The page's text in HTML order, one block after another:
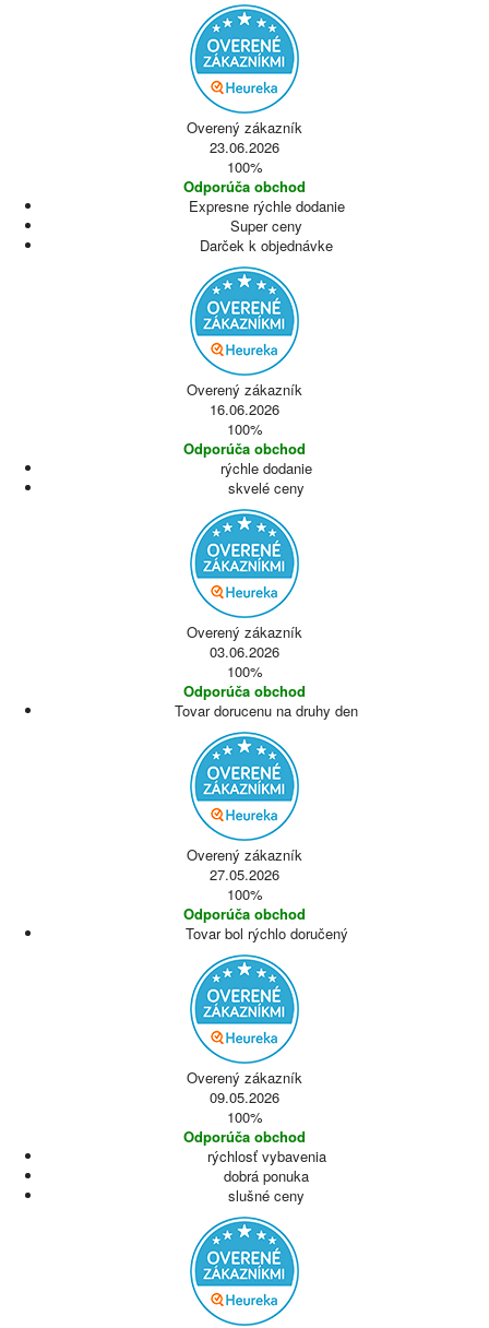
Overený zákazník
23.06.2026
100%
Odporúča obchod
Expresne rýchle dodanie
Super ceny
Darček k objednávke
Overený zákazník
16.06.2026
100%
Odporúča obchod
rýchle dodanie
skvelé ceny
Overený zákazník
03.06.2026
100%
Odporúča obchod
Tovar dorucenu na druhy den
Overený zákazník
27.05.2026
100%
Odporúča obchod
Tovar bol rýchlo doručený
Overený zákazník
09.05.2026
100%
Odporúča obchod
rýchlosť vybavenia
dobrá ponuka
slušné ceny